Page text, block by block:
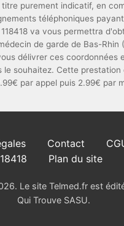
purement indicatif, en
téléphoniques
118418 va vous permettra
de garde de Bas-Rhin
délivrer ces coordonnées
le souhaitez. Cette prestation
par appel puis 2.99€ par
Contact
Plan du site
Le site Telmed.fr est
Qui Trouve SASU.